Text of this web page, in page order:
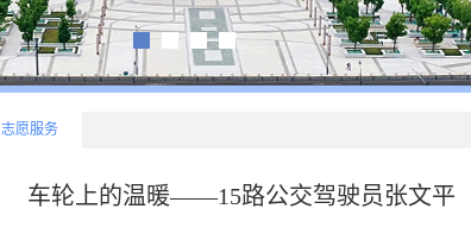
3 4
志愿服务
车轮上的温暖——15路公交驾驶员张文平